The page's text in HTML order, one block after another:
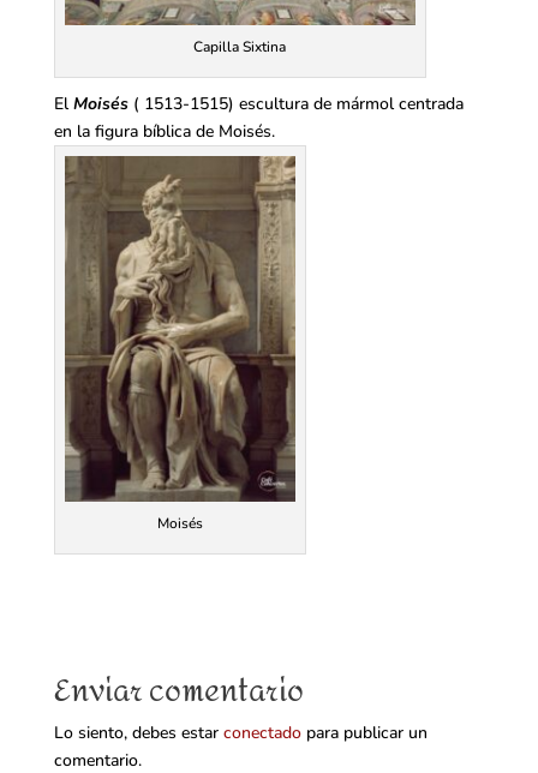
Capilla Sixtina
ElMoisés( 1513-1515) escultura de mármol centrada
en la figura bíblica de Moisés.
Moisés
Enviar comentario
Lo siento, debes estar conectadopara publicar un
comentario.